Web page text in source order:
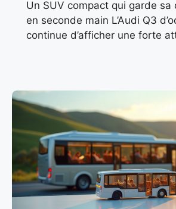
Un SUV compact qui garde sa
en seconde main L’Audi Q3
continue d’afficher une forte